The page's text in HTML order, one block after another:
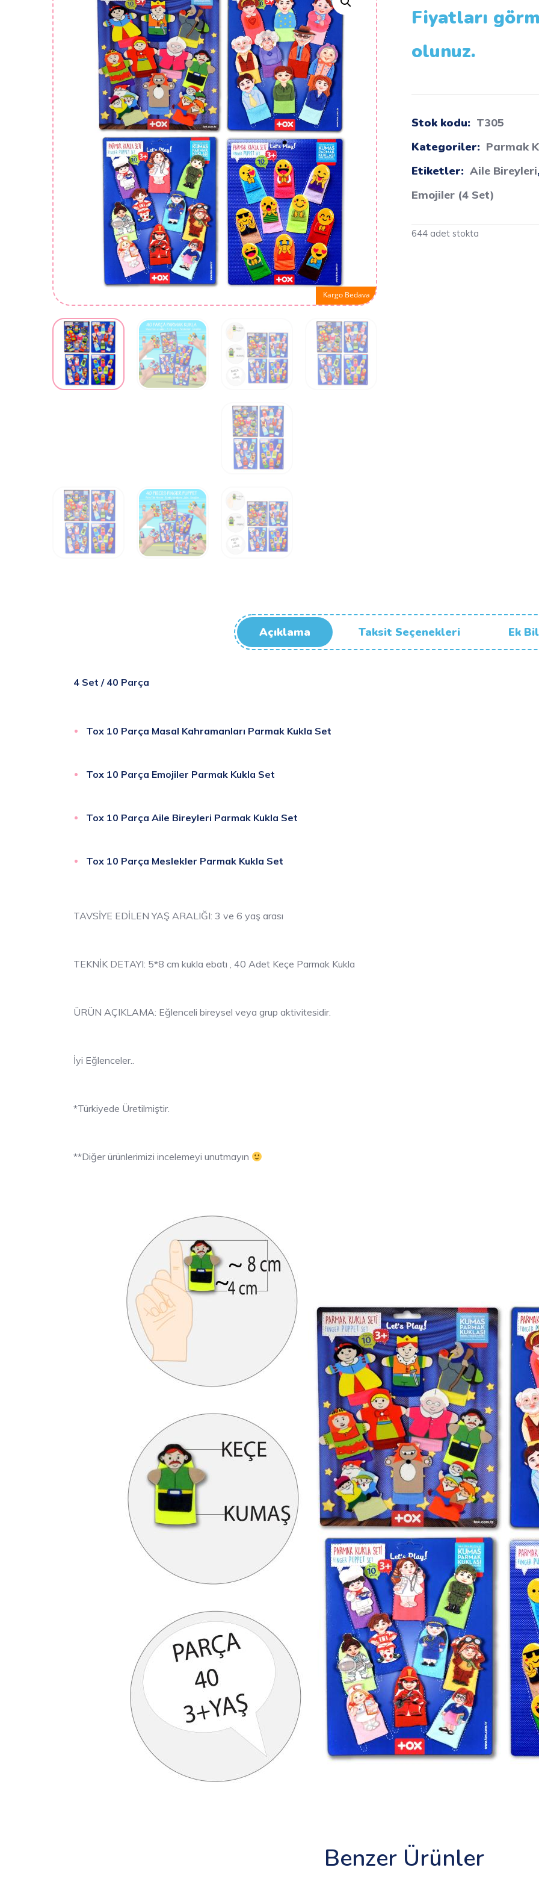
Kargo Bedava
Fiyatları
olunuz.
Stok kodu: T305
Kategoriler: Parmak
Etiketler: Aile Bireyleri
Emojiler (4 Set)
644 adet stokta
Açıklama Taksit Seçenekleri Ek
4 Set / 40 Parça
Tox 10 Parça Masal Kahramanları Parmak Kukla Set
Tox 10 Parça Emojiler Parmak Kukla Set
Tox 10 Parça Aile Bireyleri Parmak Kukla Set
Tox 10 Parça Meslekler Parmak Kukla Set
TAVSİYE EDİLEN YAŞ ARALIĞI: 3 ve 6 yaş arası
TEKNİK DETAYI: 5*8 cm kukla ebatı , 40 Adet Keçe Parmak Kukla
ÜRÜN AÇIKLAMA: Eğlenceli bireysel veya grup aktivitesidir.
İyi Eğlenceler..
*Türkiyede Üretilmiştir.
**Diğer ürünlerimizi incelemeyi unutmayın
Benzer Ürünler